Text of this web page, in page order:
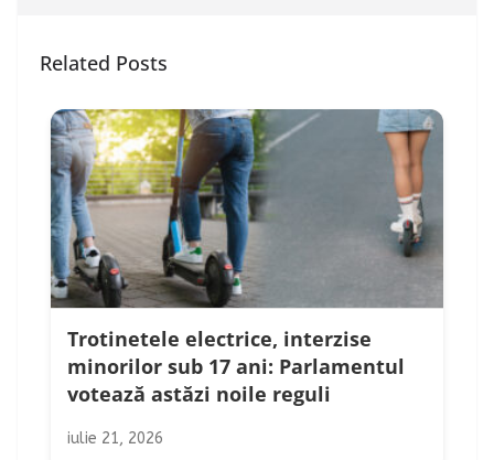
Related Posts
Trotinetele electrice, interzise
minorilor sub 17 ani: Parlamentul
votează astăzi noile reguli
iulie 21, 2026